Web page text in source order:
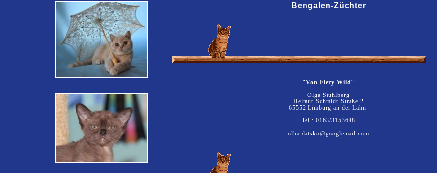
Bengalen-Züchter
"Von Fiery Wild"
Olga Stuhlberg
Helmut-Schmidt-Straße 2
65552 Limburg an der Lahn
Tel.: 0163/3153648
olha.datsko@googlemail.com